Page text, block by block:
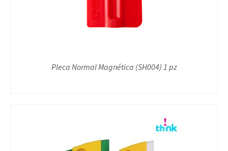
Pleca Normal Magnética (SH004) 1 pz